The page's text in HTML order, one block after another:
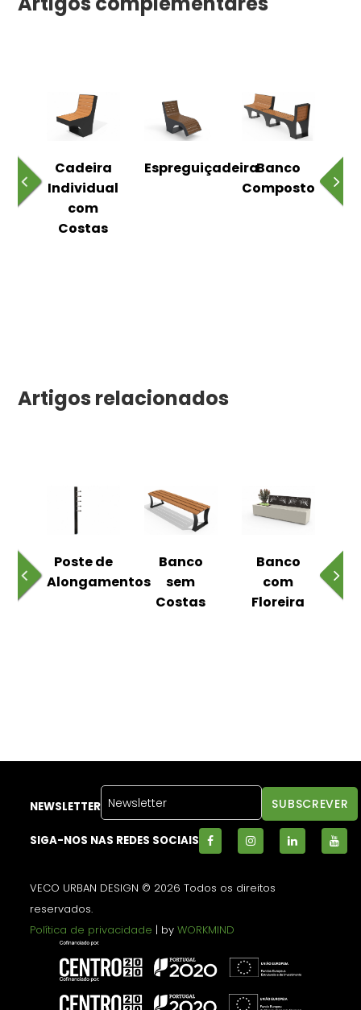
Cadeira
Individual
com
Costas
EspreguiçadeiraBanco
Composto
Artigos relacionados
Poste de
Alongamentos
Banco
sem
Costas
Banco
com
Floreira
NEWSLETTER
SIGA-NOS NAS REDES SOCIAIS
VECO URBAN DESIGN © 2026 Todos os direitos
reservados.
Política de privacidade | byWORKMIND